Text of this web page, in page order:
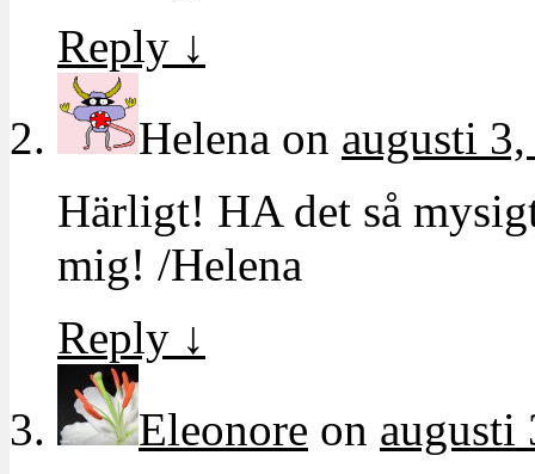
Reply ↓
Helena on augusti
Härligt! HA det så
mig! /Helena
Reply ↓
Eleonore on augusti